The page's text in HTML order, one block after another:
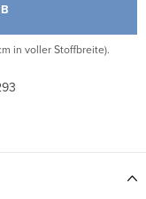
in voller Stoffbreite).